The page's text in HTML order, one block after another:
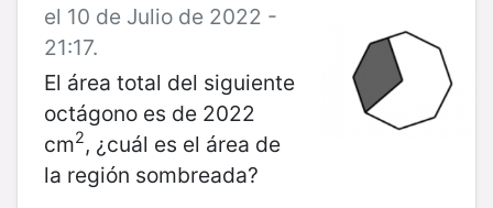
el 10 de Julio de 2022 -
21:17.
El área total del siguiente
octágono es de 2022
cm2, ¿cuál es el área de
la región sombreada?